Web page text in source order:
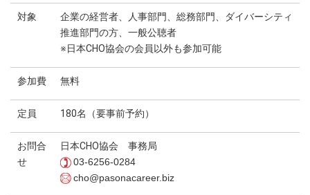
対象
企業の経営者、人事部門、総務部門、ダイバーシティ
推進部門の方、一般公聴者
※日本CHO協会の会員以外も参加可能
参加費 無料
定員 180名（要事前予約）
お問合
せ
日本CHO協会 事務局
03-6256-0284
cho@pasonacareer.biz